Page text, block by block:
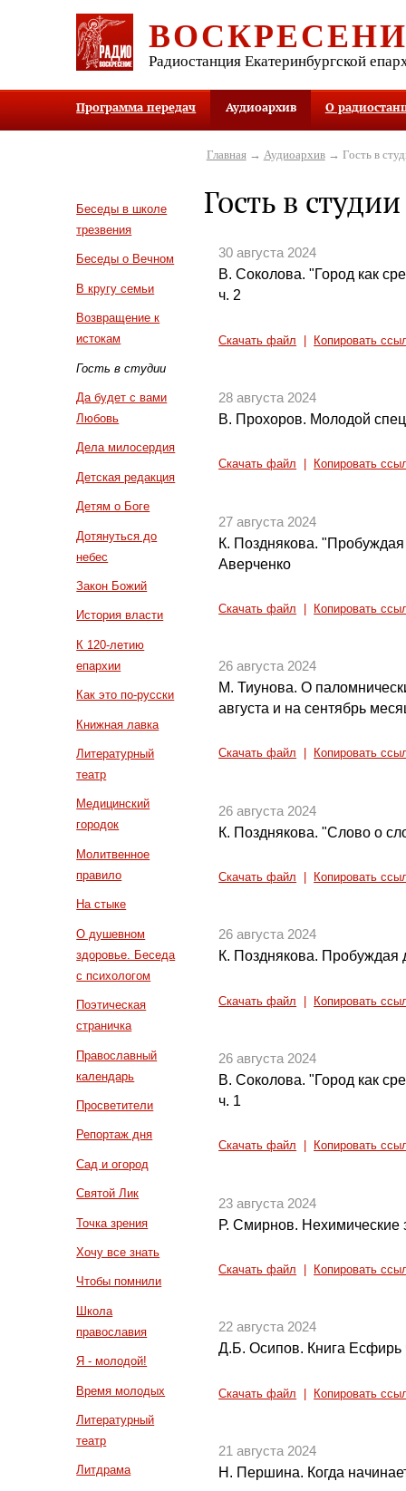
Радиостанция Екатеринбургской
Программа передач Аудиоархив О
Беседы в школе
трезвения
Беседы о Вечном
В кругу семьи
Возвращение к
истокам
Гость в студии
Да будет с вами
Любовь
Дела милосердия
Детская редакция
Детям о Боге
Дотянуться до
небес
Закон Божий
История власти
К 120-летию
епархии
Как это по-русски
Книжная лавка
Литературный
театр
Медицинский
городок
Молитвенное
правило
На стыке
О душевном
здоровье. Беседа
с психологом
Поэтическая
страничка
Православный
календарь
Просветители
Репортаж дня
Сад и огород
Святой Лик
Точка зрения
Хочу все знать
Чтобы помнили
Школа
православия
Я - молодой!
Время молодых
Литературный
театр
Литдрама
Главная→ Аудиоархив→ Гость в
Гость в студии
30 августа 2024
В. Соколова. "Город как
ч. 2
Скачать файл Копировать
28 августа 2024
В. Прохоров. Молодой
Скачать файл Копировать
27 августа 2024
К. Позднякова.
Аверченко
Скачать файл Копировать
26 августа 2024
М. Тиунова. О
августа и на сентябрь
Скачать файл Копировать
26 августа 2024
К. Позднякова. "Слово о
Скачать файл Копировать
26 августа 2024
К. Позднякова. Пробуждая
Скачать файл Копировать
26 августа 2024
В. Соколова. "Город как
ч. 1
Скачать файл Копировать
23 августа 2024
Р. Смирнов. Нехимические
Скачать файл Копировать
22 августа 2024
Д.Б. Осипов. Книга Есфирь
Скачать файл Копировать
21 августа 2024
Н. Першина. Когда